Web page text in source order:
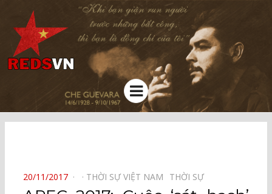
Kênh chia sẻ tri thức cộng đồng
Menu
POSTED
ON
20/11/2017 THỜI SỰ VIỆT NAM⠀ THỜI SỰ⠀